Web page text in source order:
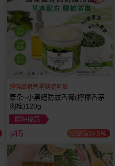
超強蚊蟲剋星隨處可放
康朵~小黑絕防蚊香膏(檸檬香茅
肉桂)120g
限時優惠
$45 已銷售24.5萬